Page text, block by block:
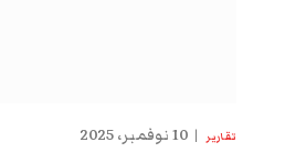
تقارير 10 نوفمبر، 2025